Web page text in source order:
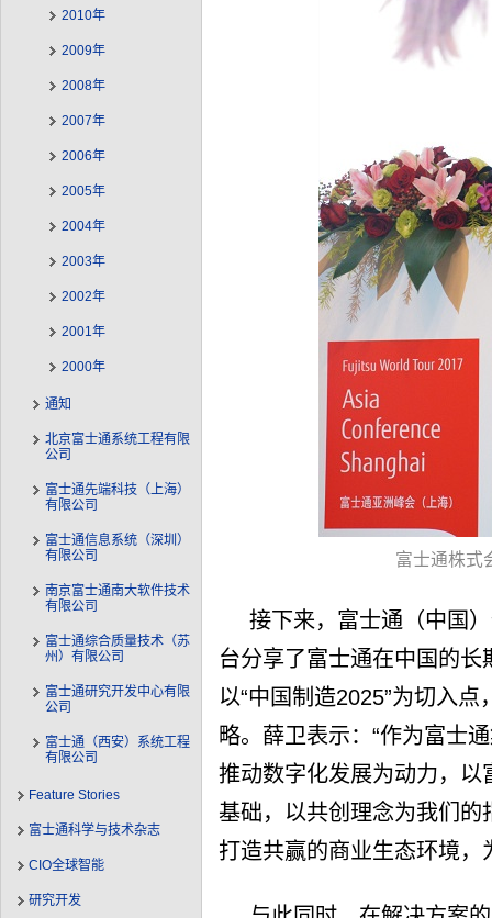
2010年
2009年
2008年
2007年
2006年
2005年
2004年
2003年
2002年
2001年
2000年
通知
北京富士通系统工程有限
公司
富士通先端科技（上海）
有限公司
富士通信息系统（深圳）
有限公司
南京富士通南大软件技术
有限公司
富士通综合质量技术（苏
州）有限公司
富士通研究开发中心有限
公司
富士通（西安）系统工程
有限公司
Feature Stories
富士通科学与技术杂志
CIO全球智能
研究开发
富士通株式
接下来，富士通（中国
台分享了富士通在中国的
以“中国制造2025”为切入
略。薛卫表示：“作为富士
推动数字化发展为动力，
基础，以共创理念为我们
打造共赢的商业生态环境，